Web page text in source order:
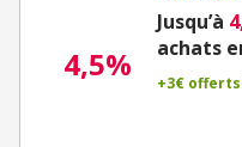
4,5%
Jusqu’à
achats
+3€